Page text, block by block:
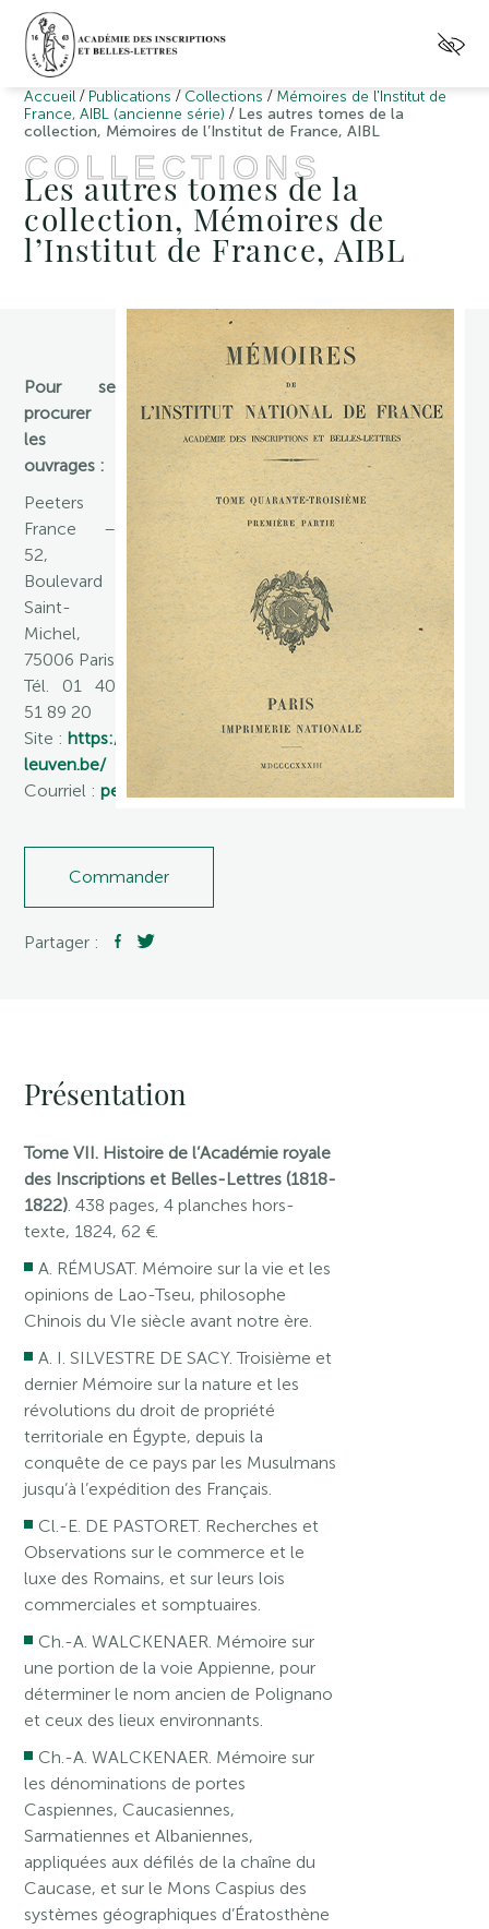
Accueil / Publications / Collections / Mémoires de l'Institut de
France, AIBL (ancienne série) / Les autres tomes de la
collection, Mémoires de l’Institut de France, AIBL
COLLECTIONS
Les autres tomes de la
collection, Mémoires de
l’Institut de France, AIBL
Pour se
procurer
les
ouvrages :
Peeters
France –
52,
Boulevard
Saint-
Michel,
75006 Paris
Tél. 01 40
51 89 20
Site :https://www.peeters-
leuven.be/
Courriel :peeters.publish@free.fr
Commander
Partager :
Présentation
Tome VII. Histoire de l’Académie royale
des Inscriptions et Belles-Lettres (1818-
1822). 438 pages, 4 planches hors-
texte, 1824, 62 €.
A. RÉMUSAT. Mémoire sur la vie et les
opinions de Lao-Tseu, philosophe
Chinois du VIe siècle avant notre ère.
A. I. SILVESTRE DE SACY. Troisième et
dernier Mémoire sur la nature et les
révolutions du droit de propriété
territoriale en Égypte, depuis la
conquête de ce pays par les Musulmans
jusqu’à l’expédition des Français.
Cl.-E. DE PASTORET. Recherches et
Observations sur le commerce et le
luxe des Romains, et sur leurs lois
commerciales et somptuaires.
Ch.-A. WALCKENAER. Mémoire sur
une portion de la voie Appienne, pour
déterminer le nom ancien de Polignano
et ceux des lieux environnants.
Ch.-A. WALCKENAER. Mémoire sur
les dénominations de portes
Caspiennes, Caucasiennes,
Sarmatiennes et Albaniennes,
appliquées aux défilés de la chaîne du
Caucase, et sur le Mons Caspius des
systèmes géographiques d’Ératosthène